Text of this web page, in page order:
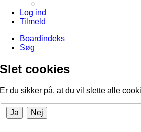
Log ind
Tilmeld
Boardindeks
Søg
Slet cookies
Er du sikker på, at du vil slette alle